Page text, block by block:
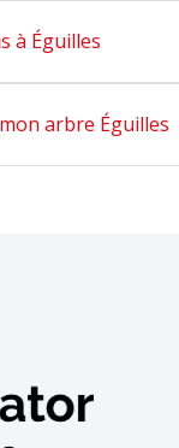
à Éguilles
arbre Éguilles